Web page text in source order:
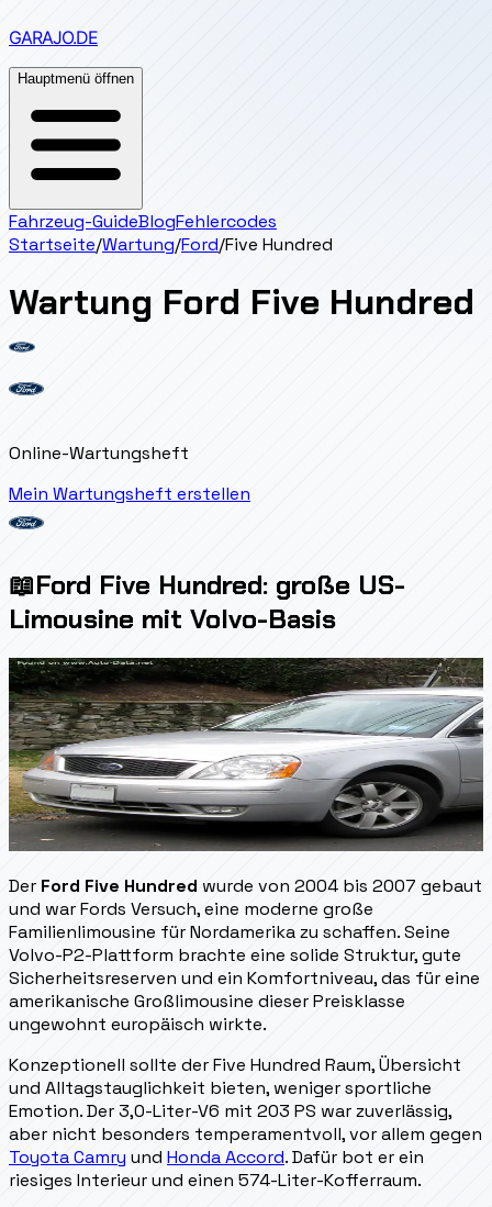
GARAJO.DE
Hauptmenü öffnen
Fahrzeug-GuideBlogFehlercodes
Startseite/Wartung/Ford/Five Hundred
Wartung Ford Five Hundred
Online-Wartungsheft
Mein Wartungsheft erstellen
📖Ford Five Hundred: große US-
Limousine mit Volvo-Basis
Der Ford Five Hundred wurde von 2004 bis 2007 gebaut
und war Fords Versuch, eine moderne große
Familienlimousine für Nordamerika zu schaffen. Seine
Volvo-P2-Plattform brachte eine solide Struktur, gute
Sicherheitsreserven und ein Komfortniveau, das für eine
amerikanische Großlimousine dieser Preisklasse
ungewohnt europäisch wirkte.
Konzeptionell sollte der Five Hundred Raum, Übersicht
und Alltagstauglichkeit bieten, weniger sportliche
Emotion. Der 3,0-Liter-V6 mit 203 PS war zuverlässig,
aber nicht besonders temperamentvoll, vor allem gegen
Toyota Camry und Honda Accord. Dafür bot er ein
riesiges Interieur und einen 574-Liter-Kofferraum.